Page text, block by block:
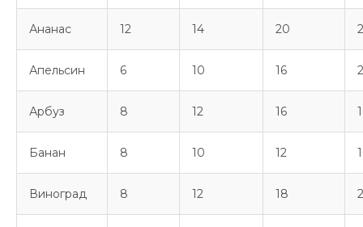
Ананас 12 14 20
Апельсин 6 10 16
Арбуз 8 12 16
Банан 8 10 12
Виноград 8 12 18